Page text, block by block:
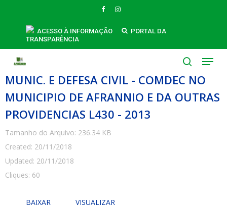
FACEBOOKINSTAGRAM
ACESSO À INFORMAÇÃO
PORTAL DA
TRANSPARÊNCIA
Menu
ALTERA DISPOSITIVO DA LEI MUN. Nº
255-2003 QUE CRIA A COMISSAO
MUNIC. E DEFESA CIVIL - COMDEC NO
MUNICIPIO DE AFRANNIO E DA OUTRAS
PROVIDENCIAS L430 - 2013
Tamanho do Arquivo: 236.34 KB
Created: 20/11/2018
Updated: 20/11/2018
Cliques: 60
BAIXAR VISUALIZAR